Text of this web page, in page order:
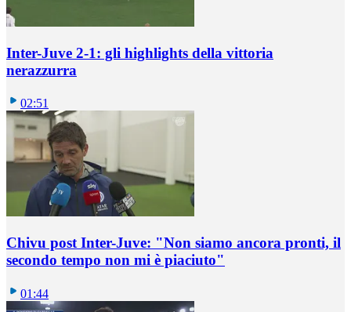
Inter-Juve 2-1: gli highlights della vittoria
nerazzurra
02:51
Chivu post Inter-Juve: "Non siamo ancora pronti, il
secondo tempo non mi è piaciuto"
01:44